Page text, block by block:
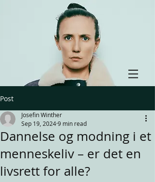
Post
Dannelse og modning i et
menneskeliv – er det en
livsrett for alle?
Josefin Winther
Sep 19, 20249 min read